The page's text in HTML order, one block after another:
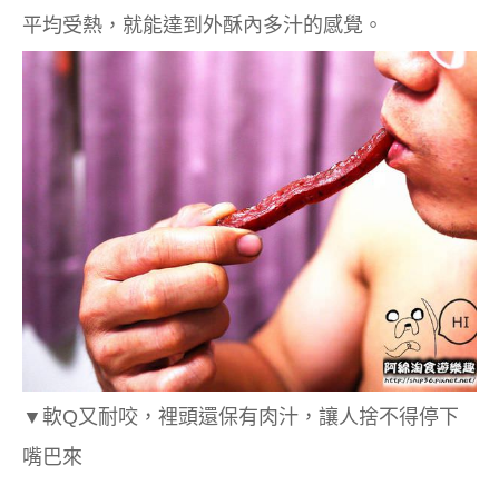
平均受熱，就能達到外酥內多汁的感覺。
▼ 軟Q又耐咬，裡頭還保有肉汁，讓人捨不得停下
嘴巴來